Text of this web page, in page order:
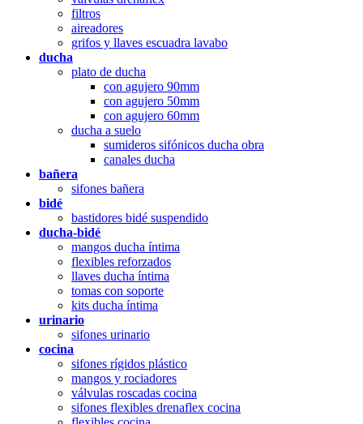
filtros
aireadores
grifos y llaves escuadra lavabo
ducha
plato de ducha
con agujero 90mm
con agujero 50mm
con agujero 60mm
ducha a suelo
sumideros sifónicos ducha obra
canales ducha
bañera
sifones bañera
bidé
bastidores bidé suspendido
ducha-bidé
mangos ducha íntima
flexibles reforzados
llaves ducha íntima
tomas con soporte
kits ducha íntima
urinario
sifones urinario
cocina
sifones rígidos plástico
mangos y rociadores
válvulas roscadas cocina
sifones flexibles drenaflex cocina